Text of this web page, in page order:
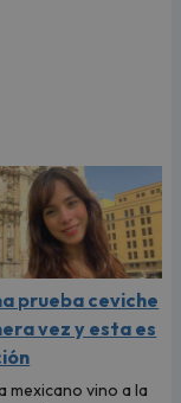
prueba ceviche
vez y esta es
mexicano vino a la